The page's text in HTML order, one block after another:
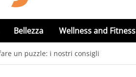
Bellezza Wellness and Fitness
un puzzle: i nostri consigli